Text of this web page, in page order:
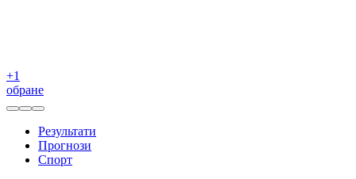
+1
обране
Результати
Прогнози
Спорт